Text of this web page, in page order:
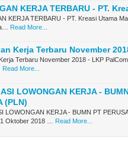
KERJA TERBARU - PT.
KERJA TERBARU - PT. Kreasi Utama
Read More...
Kerja Terbaru November
Terbaru November 2018 - LKP
Read More...
LOWONGAN KERJA -
(PLN)
LOWONGAN KERJA - BUMN PT
Oktober 2018 …
Read More...